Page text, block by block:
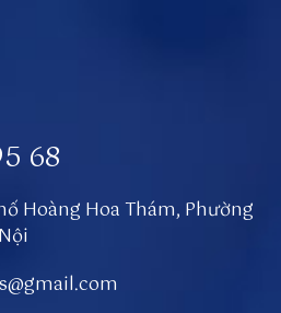
68
Hoàng Hoa Thám, Phường